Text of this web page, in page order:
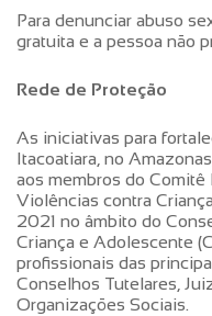
Para denunciar abuso
gratuita e a pessoa não
Rede de Proteção
As iniciativas para
Itacoatiara, no
aos membros do
Violências contra
2021 no âmbito do
Criança e Adolescente
profissionais das
Conselhos Tutelares,
Organizações Sociais.